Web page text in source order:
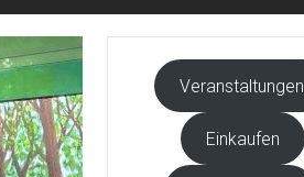
Veranstaltungen
Einkaufen